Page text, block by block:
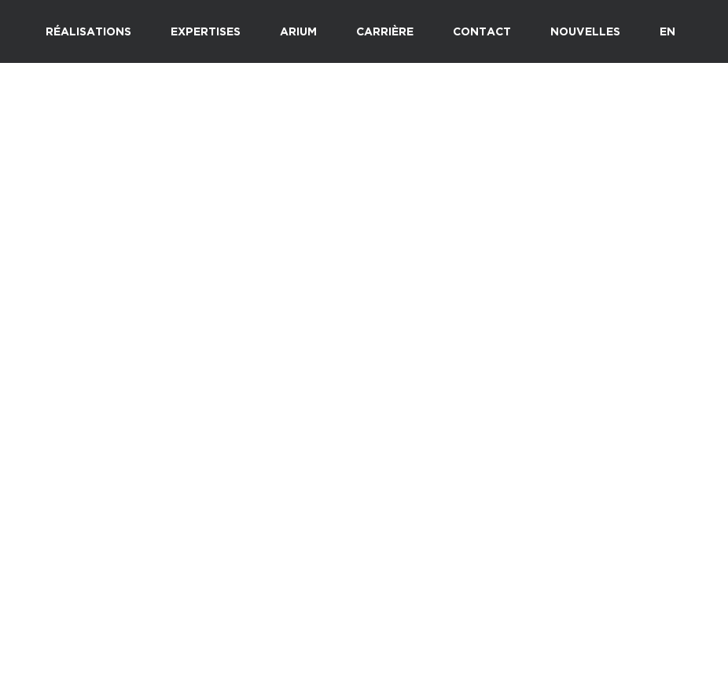
RÉALISATIONS EXPERTISES ARIUM CARRIÈRE CONTACT NOUVELLES EN